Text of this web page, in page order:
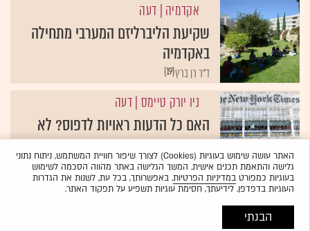
אקדמיה | דעה
שקיעת הליברליזם המערבי מתחילה
באקדמיה
{19}ד"ר רן ברץ
ניו יורק טיימס | דעה
האם כל הדעות ראויות לדפוס? לא
כשתומכים בטראמפ
{19}ד"ר דליה לירן–אלפר
ניו יורק טיימס| דעה
האתר עושה שימוש בעוגיות (Cookies) לצורך שיפור חוויית המשתמש, ניתוח נתוני
גלישה והתאמת תכנים אישית. המשך הגלישה באתר מהווה הסכמה לשימוש
בעוגיות כמפורטבמדיניות הפרטיות. באפשרותך, בכל עת, לשנות את הגדרות
העוגיות בדפדפן. לידיעתך, חסימת עוגיות תשפיע על תפקוד האתר.
הבנתי